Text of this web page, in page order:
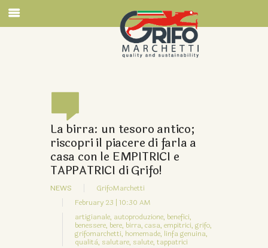
La birra: un tesoro antico;
riscopri il piacere di farla a
casa con le EMPITRICI e
TAPPATRICI di Grifo!
NEWS
GrifoMarchetti
February 23 | 10:30 AM
artigianale, autoproduzione, benefici,
benessere, bere, birra, casa, empitrici, grifo,
grifomarchetti, homemade, linfa genuina,
qualità, salutare, salute, tappatrici